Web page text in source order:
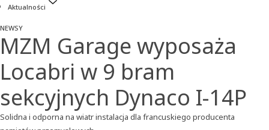
Aktualności
NEWSY
MZM Garage wyposaża
Locabri w 9 bram
sekcyjnych Dynaco I-14P
Solidna i odporna na wiatr instalacja dla francuskiego producenta